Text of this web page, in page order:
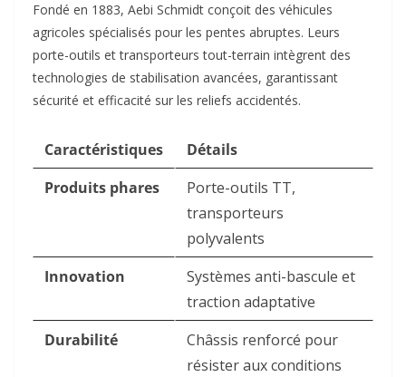
Fondé en 1883, Aebi Schmidt conçoit des véhicules
agricoles spécialisés pour les pentes abruptes. Leurs
porte-outils et transporteurs tout-terrain intègrent des
technologies de stabilisation avancées, garantissant
sécurité et efficacité sur les reliefs accidentés.
Caractéristiques
Détails
Produits phares
Porte-outils TT,
transporteurs
polyvalents
Innovation
Systèmes anti-bascule et
traction adaptative
Durabilité
Châssis renforcé pour
résister aux conditions